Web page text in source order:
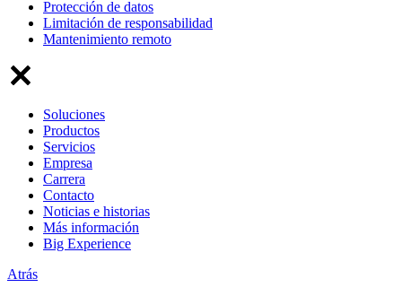
Protección de datos
Limitación de responsabilidad
Mantenimiento remoto
Soluciones
Productos
Servicios
Empresa
Carrera
Contacto
Noticias e historias
Más información
Big Experience
Atrás